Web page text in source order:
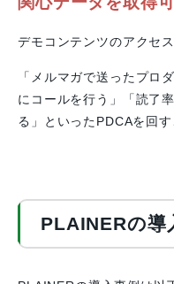
デモコンテンツのアクセ
「メルマガで送ったプロ
にコールを行う」「読了
る」といったPDCAを回す
PLAINERの導